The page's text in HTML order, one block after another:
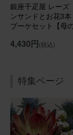
銀座千疋屋 レーズ
ンサンドとお花3本
ブーケセット【母
4,430円(税込)
特集ページ